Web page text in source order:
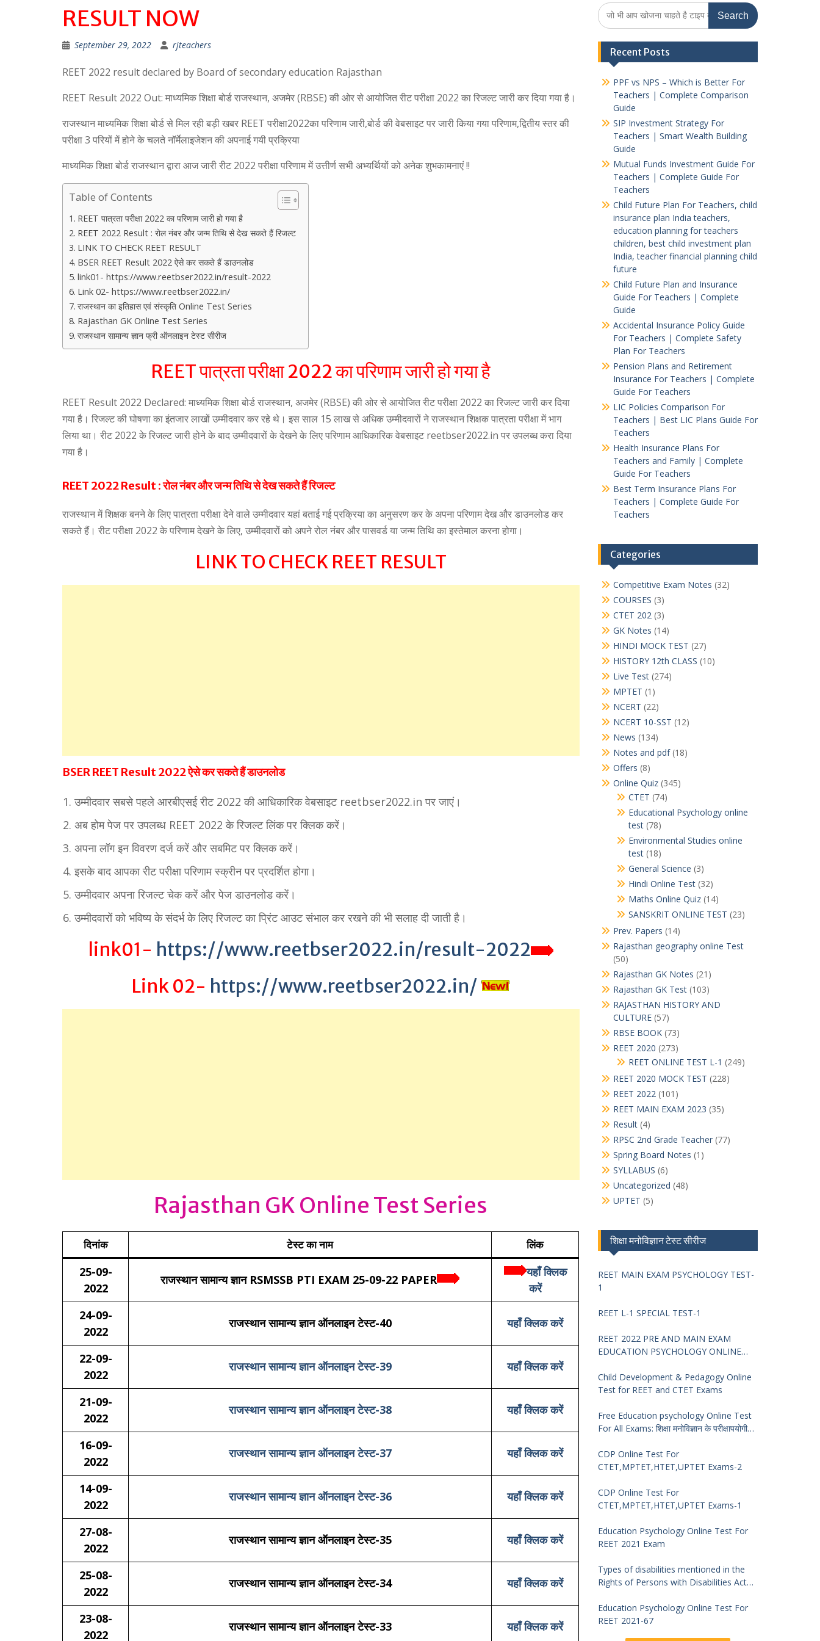
RESULT NOW
September 29, 2022 rjteachers
REET 2022 result declared by Board of secondary education Rajasthan
REET Result 2022 Out: माध्यमिक शिक्षा बोर्ड राजस्थान, अजमेर (RBSE) की ओर से आयोजित रीट परीक्षा 2022 का रिजल्ट जारी कर दिया गया है।
राजस्थान माध्यमिक शिक्षा बोर्ड से मिल रही बड़ी खबर REET परीक्षा2022का परिणाम जारी,बोर्ड की वेबसाइट पर जारी किया गया परिणाम,द्वितीय स्तर की
परीक्षा 3 परियों में होने के चलते नॉर्मेलाइजेशन की अपनाई गयी प्रक्रिया
माध्यमिक शिक्षा बोर्ड राजस्थान द्वारा आज जारी रीट 2022 परीक्षा परिणाम में उत्तीर्ण सभी अभ्यर्थियों को अनेक शुभकामनाएं !!
Table of Contents
REET पात्रता परीक्षा 2022 का परिणाम जारी हो गया है
REET 2022 Result : रोल नंबर और जन्म तिथि से देख सकते हैं रिजल्ट
LINK TO CHECK REET RESULT
BSER REET Result 2022 ऐसे कर सकते हैं डाउनलोड
link01- https://www.reetbser2022.in/result-2022
Link 02- https://www.reetbser2022.in/
राजस्थान का इतिहास एवं संस्कृति Online Test Series
Rajasthan GK Online Test Series
राजस्थान सामान्य ज्ञान फ्री ऑनलाइन टेस्ट सीरीज
REET पात्रता परीक्षा 2022 का परिणाम जारी हो गया है
REET Result 2022 Declared: माध्यमिक शिक्षा बोर्ड राजस्थान, अजमेर (RBSE) की ओर से आयोजित रीट परीक्षा 2022 का रिजल्ट जारी कर दिया
गया है। रिजल्ट की घोषणा का इंतजार लाखों उम्मीदवार कर रहे थे। इस साल 15 लाख से अधिक उम्मीदवारों ने राजस्थान शिक्षक पात्रता परीक्षा में भाग
लिया था। रीट 2022 के रिजल्ट जारी होने के बाद उम्मीदवारों के देखने के लिए परिणाम आधिकारिक वेबसाइट reetbser2022.in पर उपलब्ध करा दिया
गया है।
REET 2022 Result : रोल नंबर और जन्म तिथि से देख सकते हैं रिजल्ट
राजस्थान में शिक्षक बनने के लिए पात्रता परीक्षा देने वाले उम्मीदवार यहां बताई गई प्रक्रिया का अनुसरण कर के अपना परिणाम देख और डाउनलोड कर
सकते हैं। रीट परीक्षा 2022 के परिणाम देखने के लिए, उम्मीदवारों को अपने रोल नंबर और पासवर्ड या जन्म तिथि का इस्तेमाल करना होगा।
LINK TO CHECK REET RESULT
BSER REET Result 2022 ऐसे कर सकते हैं डाउनलोड
उम्मीदवार सबसे पहले आरबीएसई रीट 2022 की आधिकारिक वेबसाइट reetbser2022.in पर जाएं।
अब होम पेज पर उपलब्ध REET 2022 के रिजल्ट लिंक पर क्लिक करें।
अपना लॉग इन विवरण दर्ज करें और सबमिट पर क्लिक करें।
इसके बाद आपका रीट परीक्षा परिणाम स्क्रीन पर प्रदर्शित होगा।
उम्मीदवार अपना रिजल्ट चेक करें और पेज डाउनलोड करें।
उम्मीदवारों को भविष्य के संदर्भ के लिए रिजल्ट का प्रिंट आउट संभाल कर रखने की भी सलाह दी जाती है।
link01- https://www.reetbser2022.in/result-2022
Link 02- https://www.reetbser2022.in/
Rajasthan GK Online Test Series
दिनांक टेस्ट का नाम लिंक
25-09-
2022
राजस्थान सामान्य ज्ञान RSMSSB PTI EXAM 25-09-22 PAPER
यहाँ क्लिक
करें
24-09-
2022
राजस्थान सामान्य ज्ञान ऑनलाइन टेस्ट-40 यहाँ क्लिक करें
22-09-
2022
राजस्थान सामान्य ज्ञान ऑनलाइन टेस्ट-39 यहाँ क्लिक करें
21-09-
2022
राजस्थान सामान्य ज्ञान ऑनलाइन टेस्ट-38 यहाँ क्लिक करें
16-09-
2022
राजस्थान सामान्य ज्ञान ऑनलाइन टेस्ट-37 यहाँ क्लिक करें
14-09-
2022
राजस्थान सामान्य ज्ञान ऑनलाइन टेस्ट-36 यहाँ क्लिक करें
27-08-
2022
राजस्थान सामान्य ज्ञान ऑनलाइन टेस्ट-35 यहाँ क्लिक करें
25-08-
2022
राजस्थान सामान्य ज्ञान ऑनलाइन टेस्ट-34 यहाँ क्लिक करें
23-08-
2022
राजस्थान सामान्य ज्ञान ऑनलाइन टेस्ट-33 यहाँ क्लिक करें
Search
for:
Recent Posts
PPF vs NPS – Which is Better For
Teachers | Complete Comparison
Guide
SIP Investment Strategy For
Teachers | Smart Wealth Building
Guide
Mutual Funds Investment Guide For
Teachers | Complete Guide For
Teachers
Child Future Plan For Teachers, child
insurance plan India teachers,
education planning for teachers
children, best child investment plan
India, teacher financial planning child
future
Child Future Plan and Insurance
Guide For Teachers | Complete
Guide
Accidental Insurance Policy Guide
For Teachers | Complete Safety
Plan For Teachers
Pension Plans and Retirement
Insurance For Teachers | Complete
Guide For Teachers
LIC Policies Comparison For
Teachers | Best LIC Plans Guide For
Teachers
Health Insurance Plans For
Teachers and Family | Complete
Guide For Teachers
Best Term Insurance Plans For
Teachers | Complete Guide For
Teachers
Categories
Competitive Exam Notes (32)
COURSES (3)
CTET 202(3)
GK Notes (14)
HINDI MOCK TEST (27)
HISTORY 12th CLASS (10)
Live Test(274)
MPTET (1)
NCERT (22)
NCERT 10-SST (12)
News (134)
Notes and pdf(18)
Offers (8)
Online Quiz(345)
CTET (74)
Educational Psychology online
test(78)
Environmental Studies online
test(18)
General Science (3)
Hindi Online Test(32)
Maths Online Quiz(14)
SANSKRIT ONLINE TEST (23)
Prev. Papers (14)
Rajasthan geography online Test
(50)
Rajasthan GK Notes (21)
Rajasthan GK Test(103)
RAJASTHAN HISTORY AND
CULTURE(57)
RBSE BOOK(73)
REET 2020 (273)
REET ONLINE TEST L-1 (249)
REET 2020 MOCK TEST (228)
REET 2022(101)
REET MAIN EXAM 2023 (35)
Result(4)
RPSC 2nd Grade Teacher(77)
Spring Board Notes (1)
SYLLABUS (6)
Uncategorized (48)
UPTET (5)
शिक्षा मनोविज्ञान टेस्ट सीरीज
REET MAIN EXAM PSYCHOLOGY TEST-
1
REET L-1 SPECIAL TEST-1
REET 2022 PRE AND MAIN EXAM
EDUCATION PSYCHOLOGY ONLINE
Child Development & Pedagogy Online
Test for REET and CTET Exams
Free Education psychology Online Test
For All Exams: शिक्षा मनोविज्ञान के परीक्षापयोगी
CDP Online Test For
CTET,MPTET,HTET,UPTET Exams-2
CDP Online Test For
CTET,MPTET,HTET,UPTET Exams-1
Education Psychology Online Test For
REET 2021 Exam
Types of disabilities mentioned in the
Rights of Persons with Disabilities Act
Education Psychology Online Test For
REET 2021-67